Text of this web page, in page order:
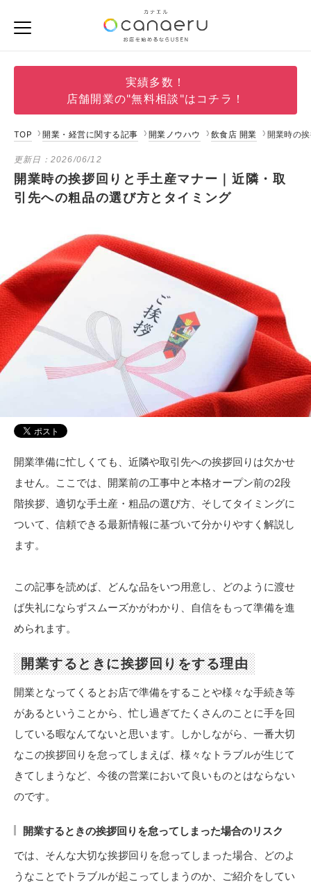
実績多数！
店舗開業の"無料相談"はコチラ！
TOP 開業・経営に関する記事 開業ノウハウ 飲食店 開業 開業時の
更新日： 2026/06/12
開業時の挨拶回りと手土産マナー｜近隣・取
引先への粗品の選び方とタイミング
開業準備に忙しくても、近隣や取引先への挨拶回りは欠かせ
ません。ここでは、開業前の工事中と本格オープン前の2段
階挨拶、適切な手土産・粗品の選び方、そしてタイミングに
ついて、信頼できる最新情報に基づいて分かりやすく解説し
ます。
この記事を読めば、どんな品をいつ用意し、どのように渡せ
ば失礼にならずスムーズかがわかり、自信をもって準備を進
められます。
開業するときに挨拶回りをする理由
開業となってくるとお店で準備をすることや様々な手続き等
があるということから、忙し過ぎてたくさんのことに手を回
している暇なんてないと思います。しかしながら、一番大切
なこの挨拶回りを怠ってしまえば、様々なトラブルが生じて
きてしまうなど、今後の営業において良いものとはならない
のです。
開業するときの挨拶回りを怠ってしまった場合のリスク
では、そんな大切な挨拶回りを怠ってしまった場合、どのよ
うなことでトラブルが起こってしまうのか、ご紹介をしてい